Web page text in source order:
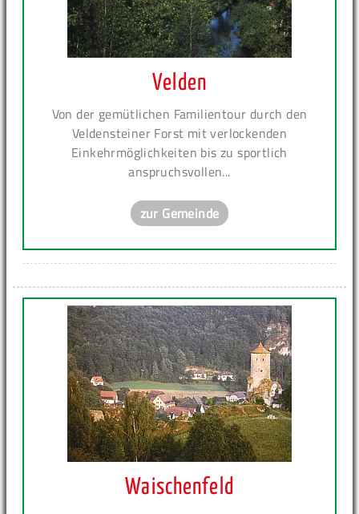
Velden
Von der gemütlichen Familientour durch den
Veldensteiner Forst mit verlockenden
Einkehrmöglichkeiten bis zu sportlich
anspruchsvollen...
zur Gemeinde
Waischenfeld